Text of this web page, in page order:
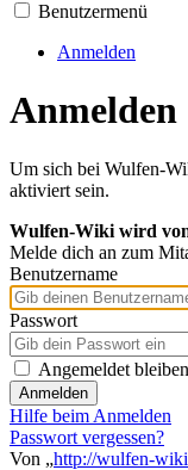
Benutzermenü
Anmelden
Anmelden
Um sich bei Wulfen-
aktiviert sein.
Wulfen-Wiki wird
Melde dich an zum
Benutzername
Passwort
Angemeldet bleiben
Anmelden
Hilfe beim Anmelden
Passwort vergessen?
Von „http://wulfen-